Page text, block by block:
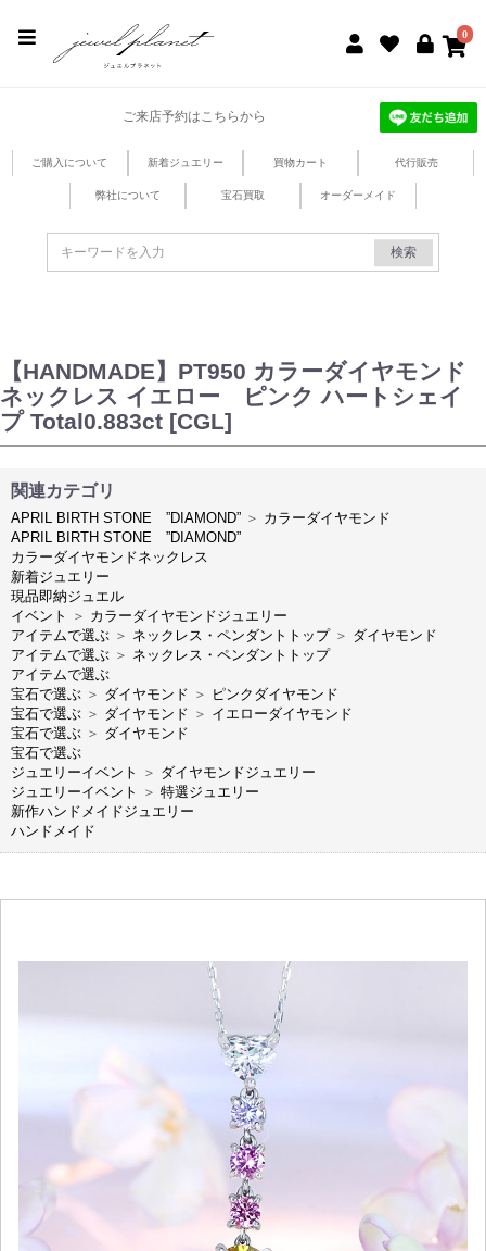
0
ご来店予約はこちらから
ご購入について 新着ジュエリー 買物カート 代行販売
弊社について 宝石買取 オーダーメイド
検索
【HANDMADE】PT950 カラーダイヤモンド
ネックレス イエロー ピンク ハートシェイ
プ Total0.883ct [CGL]
関連カテゴリ
APRIL BIRTH STONE ”DIAMOND” ＞ カラーダイヤモンド
APRIL BIRTH STONE ”DIAMOND”
カラーダイヤモンドネックレス
新着ジュエリー
現品即納ジュエル
イベント
＞ カラーダイヤモンドジュエリー
アイテムで選ぶ ＞ ネックレス・ペンダントトップ ＞ ダイヤモンド
アイテムで選ぶ ＞ ネックレス・ペンダントトップ
アイテムで選ぶ
宝石で選ぶ ＞ ダイヤモンド ＞ ピンクダイヤモンド
宝石で選ぶ ＞ ダイヤモンド ＞ イエローダイヤモンド
宝石で選ぶ ＞ ダイヤモンド
宝石で選ぶ
ジュエリーイベント
＞ ダイヤモンドジュエリー
ジュエリーイベント
＞ 特選ジュエリー
新作ハンドメイドジュエリー
ハンドメイド